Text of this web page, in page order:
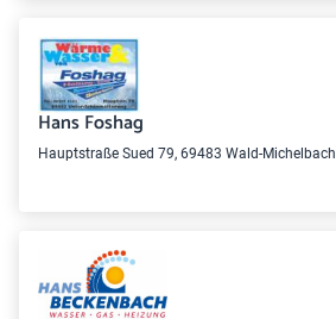
Hans Foshag
Hauptstraße Sued 79, 69483 Wald-Michelbach